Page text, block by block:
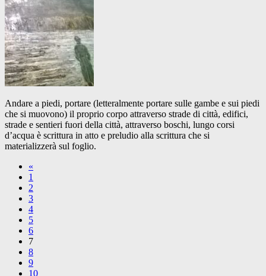
Andare a piedi, portare (letteralmente portare sulle gambe e sui piedi
che si muovono) il proprio corpo attraverso strade di città, edifici,
strade e sentieri fuori della città, attraverso boschi, lungo corsi
d’acqua è scrittura in atto e preludio alla scrittura che si
materializzerà sul foglio.
«
1
2
3
4
5
6
7
8
9
10